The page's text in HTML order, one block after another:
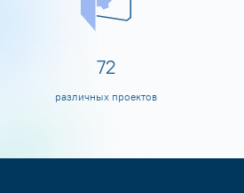
80
различных проектов